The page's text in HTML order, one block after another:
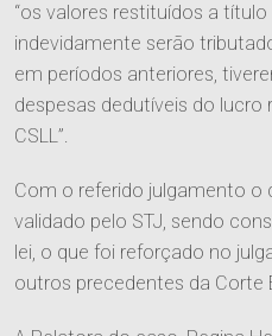
Áreas
“os valores restituídos a
indevidamente serão
em períodos anteriores,
despesas dedutíveis do lucro
CSLL”.
Com o referido julgamento o
validado pelo STJ, sendo
lei, o que foi reforçado no
outros precedentes da Corte